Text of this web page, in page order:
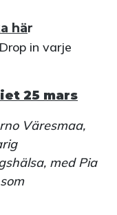
här
Drop in varje
25 mars
Väresmaa,
med Pia